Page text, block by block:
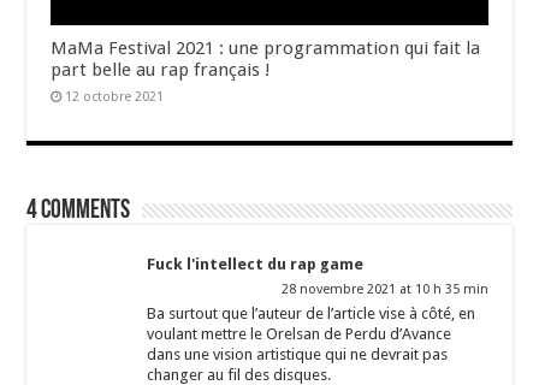
MaMa Festival 2021 : une programmation qui fait la
part belle au rap français !
12 octobre 2021
4 comments
Fuck l'intellect du rap game
28 novembre 2021 at 10 h 35 min
Ba surtout que l’auteur de l’article vise à côté, en
voulant mettre le Orelsan de Perdu d’Avance
dans une vision artistique qui ne devrait pas
changer au fil des disques.